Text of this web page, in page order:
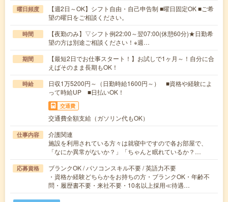
曜日頻度
【週2日～OK】シフト自由・自己申告制 ■曜日固定OK ■ご希
望の曜日をご相談ください。
時間
【夜勤のみ】▽シフト例22:00～翌07:00(休憩60分)★日勤希
望の方は別途ご相談ください！※週…
期間
【最短2日でお仕事スタート！】お試しで1ヶ月～！自分に合
えばそのまま長期もOK！
時給
日収1万5200円～（日勤時給1600円～） ■資格や経験によ
って時給UP ■日払いOK！
交通費
交通費全額支給（ガソリン代もOK）
仕事内容
介護関連
施設を利用されている方々は就寝中ですので各お部屋で、
「なにか異常がないか？」「ちゃんと眠れているか？…
応募資格
ブランクOK / パソコンスキル不要 / 英語力不要
・資格か経験どちらかをお持ちの方・ブランクOK・年齢不
問・履歴書不要・来社不要・10名以上採用≪待遇…